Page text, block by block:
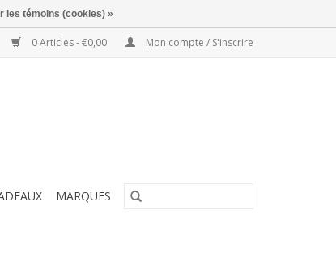
0 Articles - €0,00 Mon compte / S'inscrire
MARQUES
les témoins (cookies) »